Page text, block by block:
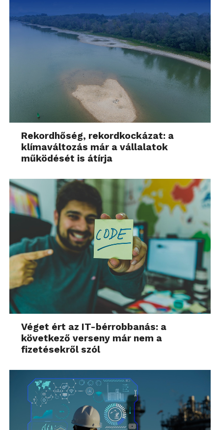
Rekordhőség, rekordkockázat: a
klímaváltozás már a vállalatok
működését is átírja
Véget ért az IT-bérrobbanás: a
következő verseny már nem a
fizetésekről szól